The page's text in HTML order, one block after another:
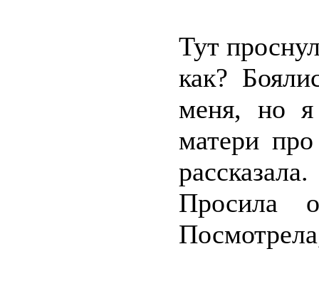
Тут
как?
меня, но я
матери
Просила